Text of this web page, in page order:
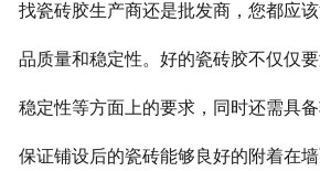
找瓷砖胶生产商还是批发商，您都应
品质量和稳定性。好的瓷砖胶不仅仅
稳定性等方面上的要求，同时还需具
保证铺设后的瓷砖能够良好的附着在